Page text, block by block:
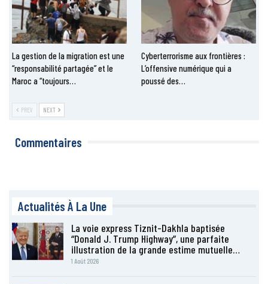
La gestion de la migration est une
“responsabilité partagée” et le
Maroc a “toujours…
Cyberterrorisme aux frontières :
L’offensive numérique qui a
poussé des…
PREV NEXT
Commentaires
Actualités À La Une
La voie express Tiznit-Dakhla baptisée
“Donald J. Trump Highway”, une parfaite
illustration de la grande estime mutuelle…
1 Août 2026